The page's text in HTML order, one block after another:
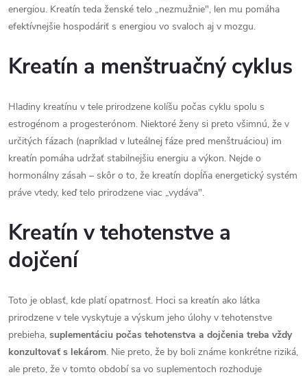
energiou. Kreatín teda ženské telo „nezmužnie", len mu pomáha
efektívnejšie hospodáriť s energiou vo svaloch aj v mozgu.
Kreatín a menštruačný cyklus
Hladiny kreatínu v tele prirodzene kolíšu počas cyklu spolu s
estrogénom a progesterónom. Niektoré ženy si preto všimnú, že v
určitých fázach (napríklad v luteálnej fáze pred menštruáciou) im
kreatín pomáha udržať stabilnejšiu energiu a výkon. Nejde o
hormonálny zásah – skôr o to, že kreatín dopĺňa energetický systém
práve vtedy, keď telo prirodzene viac „vydáva".
Kreatín v tehotenstve a
dojčení
Toto je oblasť, kde platí opatrnosť. Hoci sa kreatín ako látka
prirodzene v tele vyskytuje a výskum jeho úlohy v tehotenstve
prebieha, suplementáciu počas tehotenstva a dojčenia treba vždy
konzultovať s lekárom. Nie preto, že by boli známe konkrétne riziká,
ale preto, že v tomto období sa vo suplementoch rozhoduje